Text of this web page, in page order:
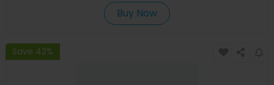
Buy Now
Save 42%